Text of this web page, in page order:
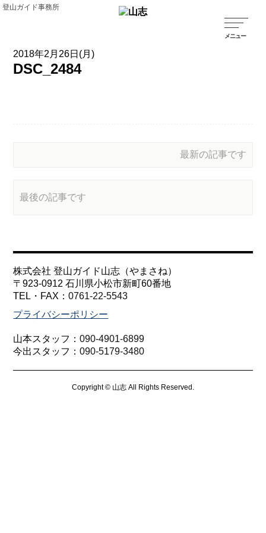
登山ガイド事務所
2018年2月26日(月)
DSC_2484
最新の記事です
最後の記事です
株式会社 登山ガイド山志（やまさね）
〒923-0912 石川県小松市新町60番地
TEL・FAX：0761-22-5543
プライバシーポリシー
山本スタッフ：090-4901-6899
今出スタッフ：090-5179-3480
Copyright © 山志 All Rights Reserved.